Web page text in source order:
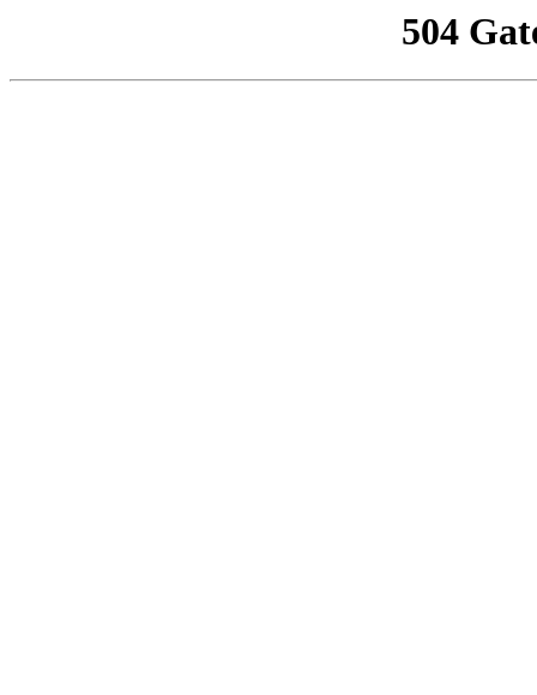
504